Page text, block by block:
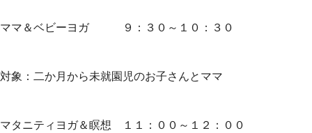
ママ＆ベビーヨガ ９：３０～１０：３０
対象：二か月から未就園児のお子さんとママ
マタニティヨガ＆瞑想 １１：００～１２：００